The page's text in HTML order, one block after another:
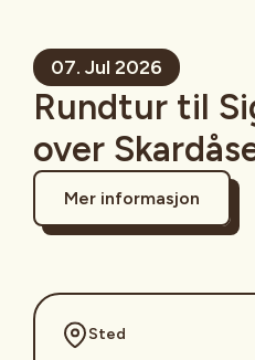
07. Jul 2026
Rundtur til
over
Mer informasjon
Sted